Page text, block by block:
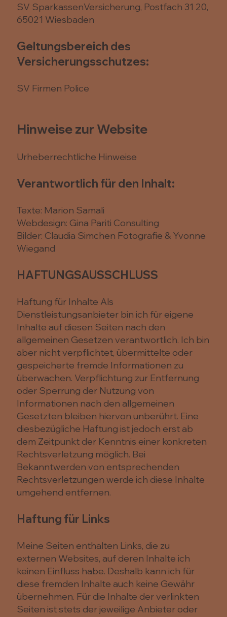
SV SparkassenVersicherung, Postfach 31 20,
65021 Wiesbaden
Geltungsbereich des
Versicherungsschutzes:
SV Firmen Police
Hinweise zur Website
Urheberrechtliche Hinweise
Verantwortlich für den Inhalt:
Texte: Marion Samali
Webdesign: Gina Pariti Consulting
Bilder: Claudia Simchen Fotografie & Yvonne
Wiegand
HAFTUNGSAUSSCHLUSS
Haftung für Inhalte Als
Dienstleistungsanbieter bin ich für eigene
Inhalte auf diesen Seiten nach den
allgemeinen Gesetzen verantwortlich. Ich bin
aber nicht verpflichtet, übermittelte oder
gespeicherte fremde Informationen zu
überwachen. Verpflichtung zur Entfernung
oder Sperrung der Nutzung von
Informationen nach den allgemeinen
Gesetzten bleiben hiervon unberührt. Eine
diesbezügliche Haftung ist jedoch erst ab
dem Zeitpunkt der Kenntnis einer konkreten
Rechtsverletzung möglich. Bei
Bekanntwerden von entsprechenden
Rechtsverletzungen werde ich diese Inhalte
umgehend entfernen.
Haftung für Links
Meine Seiten enthalten Links, die zu
externen Websites, auf deren Inhalte ich
keinen Einfluss habe. Deshalb kann ich für
diese fremden Inhalte auch keine Gewähr
übernehmen. Für die Inhalte der verlinkten
Seiten ist stets der jeweilige Anbieter oder